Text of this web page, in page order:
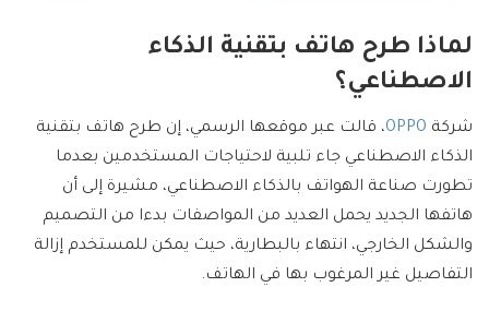
لماذا طرح هاتف بتقنية الذكاء
الاصطناعي؟
شركة
، قالت عبر موقعها الرسمي، إن طرح هاتف بتقنية
الذكاء الاصطناعي جاء تلبية لاحتياجات المستخدمين بعدما
تطورت صناعة الهواتف بالذكاء الاصطناعي، مشيرة إلى أن
هاتفها الجديد يحمل العديد من المواصفات بدءا من التصميم
والشكل الخارجي، انتهاء بالبطارية، حيث يمكن للمستخدم إزالة
التفاصيل غير المرغوب بها في الهاتف.